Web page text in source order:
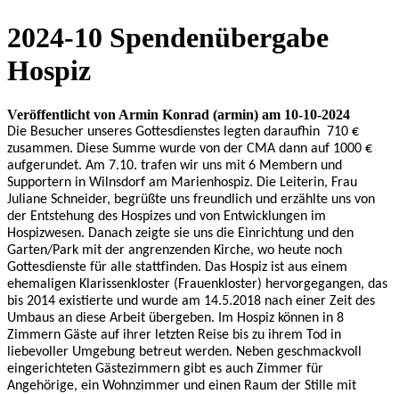
2024-10 Spendenübergabe
Hospiz
Veröffentlicht von Armin Konrad (armin) am 10-10-2024
Die Besucher unseres Gottesdienstes legten daraufhin 710 €
zusammen. Diese Summe wurde von der CMA dann auf 1000 €
aufgerundet. Am 7.10. trafen wir uns mit 6 Membern und
Supportern in Wilnsdorf am Marienhospiz. Die Leiterin, Frau
Juliane Schneider, begrüßte uns freundlich und erzählte uns von
der Entstehung des Hospizes und von Entwicklungen im
Hospizwesen. Danach zeigte sie uns die Einrichtung und den
Garten/Park mit der angrenzenden Kirche, wo heute noch
Gottesdienste für alle stattfinden. Das Hospiz ist aus einem
ehemaligen Klarissenkloster (Frauenkloster) hervorgegangen, das
bis 2014 existierte und wurde am 14.5.2018 nach einer Zeit des
Umbaus an diese Arbeit übergeben. Im Hospiz können in 8
Zimmern Gäste auf ihrer letzten Reise bis zu ihrem Tod in
liebevoller Umgebung betreut werden. Neben geschmackvoll
eingerichteten Gästezimmern gibt es auch Zimmer für
Angehörige, ein Wohnzimmer und einen Raum der Stille mit